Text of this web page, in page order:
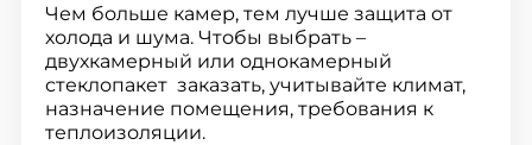
Чем больше камер, тем лучше защита от
холода и шума. Чтобы выбрать –
двухкамерный или однокамерный
стеклопакет заказать, учитывайте климат,
назначение помещения, требования к
теплоизоляции.